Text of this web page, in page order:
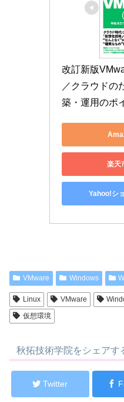
改訂新版
／クラウドの
築・運用のポ
楽天
Yahoo!シ
VMware Windows
Linux VMware
仮想環境
秋拓技術学院をシェアす
Twitter